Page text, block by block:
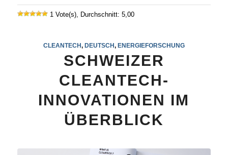
1 Vote(s), Durchschnitt: 5,00
CLEANTECH, DEUTSCH, ENERGIEFORSCHUNG
SCHWEIZER
CLEANTECH-
INNOVATIONEN IM
ÜBERBLICK